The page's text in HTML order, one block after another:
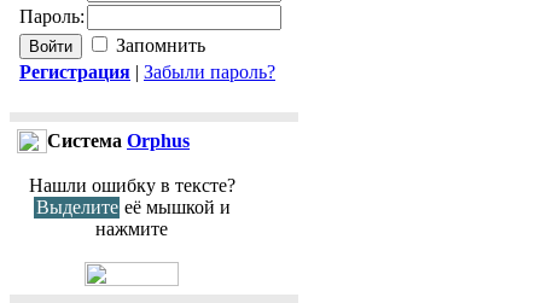
Пароль:
Запомнить
Регистрация | Забыли пароль?
Cистема Orphus
Нашли ошибку в тексте?
Выделите её мышкой и
нажмите